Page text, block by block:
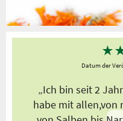
★
Datum der
„Ich bin seit 2
habe mit allen,von